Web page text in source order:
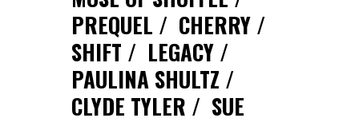
PREQUEL
CHERRY
SHIFT
LEGACY
PAULINA SHULTZ
CLYDE TYLER
SUE